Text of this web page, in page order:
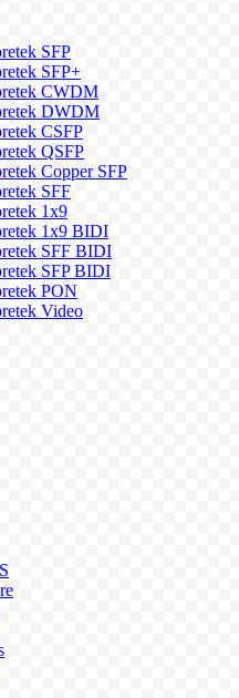
SFP
SFP+
CWDM
DWDM
CSFP
QSFP
Copper SFP
SFF
1x9
1x9 BIDI
SFF BIDI
SFP BIDI
PON
Video